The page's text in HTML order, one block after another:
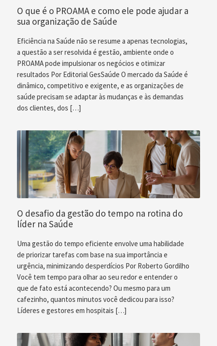
O que é o PROAMA e como ele pode ajudar a
sua organização de Saúde
Eficiência na Saúde não se resume a apenas tecnologias,
a questão a ser resolvida é gestão, ambiente onde o
PROAMA pode impulsionar os negócios e otimizar
resultados Por Editorial GesSaúde O mercado da Saúde é
dinâmico, competitivo e exigente, e as organizações de
saúde precisam se adaptar às mudanças e às demandas
dos clientes, dos […]
O desafio da gestão do tempo na rotina do
líder na Saúde
Uma gestão do tempo eficiente envolve uma habilidade
de priorizar tarefas com base na sua importância e
urgência, minimizando desperdícios Por Roberto Gordilho
Você tem tempo para olhar ao seu redor e entender o
que de fato está acontecendo? Ou mesmo para um
cafezinho, quantos minutos você dedicou para isso?
Líderes e gestores em hospitais […]